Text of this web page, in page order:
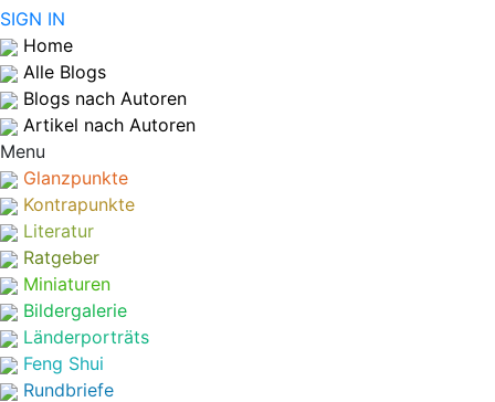
SIGN IN
Home
Alle Blogs
Blogs nach Autoren
Artikel nach Autoren
Menu
Glanzpunkte
Kontrapunkte
Literatur
Ratgeber
Miniaturen
Bildergalerie
Länderporträts
Feng Shui
Rundbriefe